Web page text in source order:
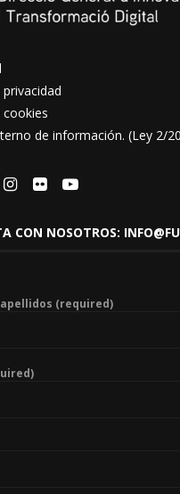
cookies
de información. (Ley 2/
CON NOSOTROS:
(required)